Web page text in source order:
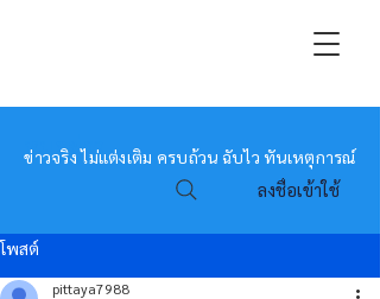
หมอข่าว
ข่าวจริง ไม่แต่งเติม ครบถ้วน ฉับไว ทันเหตุการณ์
ลงชื่อเข้าใช้
โพสต์
pittaya7988